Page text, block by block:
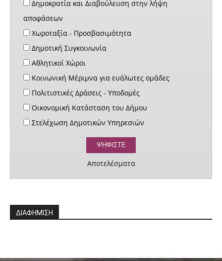
Δημοκρατία και Διαβούλευση στην λήψη
αποφάσεων
Χωροταξία - Προσβασιμότητα
Δημοτική Συγκοινωνία
Αθλητικοί Χώροι
Κοινωνική Μέριμνα για ευάλωτες ομάδες
Πολιτιστικές Δράσεις - Υποδομές
Οικονομική Κατάσταση του Δήμου
Στελέχωση Δημοτικών Υπηρεσιών
Αποτελέσματα
ΔΙΑΦΗΜΙΣΗ